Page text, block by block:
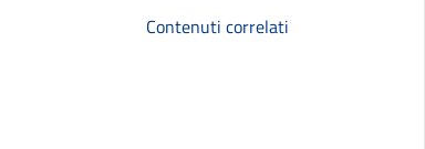
Contenuti correlati